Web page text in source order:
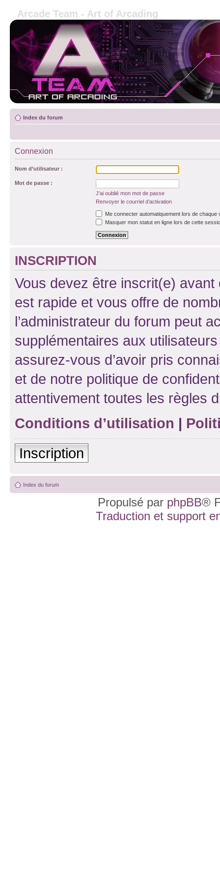
Arcade Team - Art of Arcading
Index du forum
Connexion
Nom d’utilisateur :
Mot de passe :
J’ai oublié mon mot de passe
Renvoyer le courriel d’activation
Me connecter automatiquement lors de chaque
Masquer mon statut en ligne lors de cette
INSCRIPTION
Vous devez être inscrit(e) avant
est rapide et vous offre de
l’administrateur du forum peut
supplémentaires aux
assurez-vous d’avoir pris
et de notre politique de
attentivement toutes les règles
Conditions d’utilisation |
Inscription
Index du forum
Propulsé par phpBB®
Traduction et support